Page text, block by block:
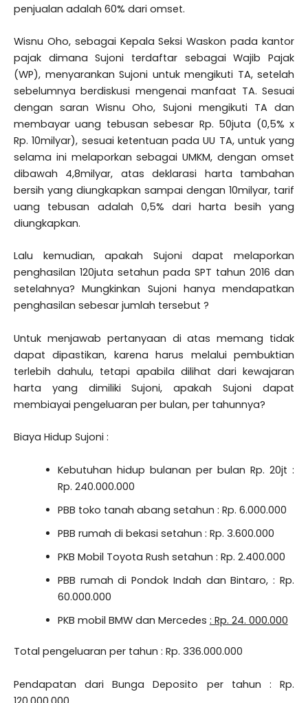
penjualan adalah 60% dari omset.
Wisnu Oho, sebagai Kepala Seksi Waskon pada kantor
pajak dimana Sujoni terdaftar sebagai Wajib Pajak
(WP), menyarankan Sujoni untuk mengikuti TA, setelah
sebelumnya berdiskusi mengenai manfaat TA. Sesuai
dengan saran Wisnu Oho, Sujoni mengikuti TA dan
membayar uang tebusan sebesar Rp. 50juta (0,5% x
Rp. 10milyar), sesuai ketentuan pada UU TA, untuk yang
selama ini melaporkan sebagai UMKM, dengan omset
dibawah 4,8milyar, atas deklarasi harta tambahan
bersih yang diungkapkan sampai dengan 10milyar, tarif
uang tebusan adalah 0,5% dari harta besih yang
diungkapkan.
Lalu kemudian, apakah Sujoni dapat melaporkan
penghasilan 120juta setahun pada SPT tahun 2016 dan
setelahnya? Mungkinkan Sujoni hanya mendapatkan
penghasilan sebesar jumlah tersebut ?
Untuk menjawab pertanyaan di atas memang tidak
dapat dipastikan, karena harus melalui pembuktian
terlebih dahulu, tetapi apabila dilihat dari kewajaran
harta yang dimiliki Sujoni, apakah Sujoni dapat
membiayai pengeluaran per bulan, per tahunnya?
Biaya Hidup Sujoni :
Kebutuhan hidup bulanan per bulan Rp. 20jt :
Rp. 240.000.000
PBB toko tanah abang setahun : Rp. 6.000.000
PBB rumah di bekasi setahun : Rp. 3.600.000
PKB Mobil Toyota Rush setahun : Rp. 2.400.000
PBB rumah di Pondok Indah dan Bintaro, : Rp.
60.000.000
PKB mobil BMW dan Mercedes : Rp. 24. 000.000
Total pengeluaran per tahun : Rp. 336.000.000
Pendapatan dari Bunga Deposito per tahun : Rp.